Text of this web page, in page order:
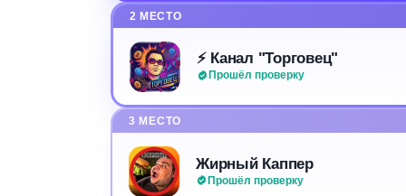
2 МЕСТО
⚡️ Канал "Торговец"
Прошёл проверку
3 МЕСТО
Жирный Каппер
Прошёл проверку